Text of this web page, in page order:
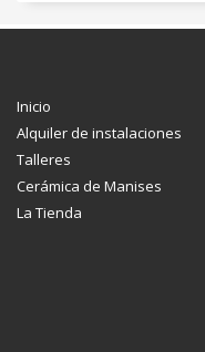
Inicio
Alquiler de instalaciones
Talleres
Cerámica de Manises
La Tienda